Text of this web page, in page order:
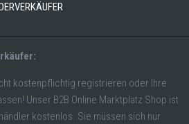
kostenpflichtig registrieren oder Ihre
Unser B2B Online Marktplatz Shop ist
kostenlos. Sie müssen sich nur